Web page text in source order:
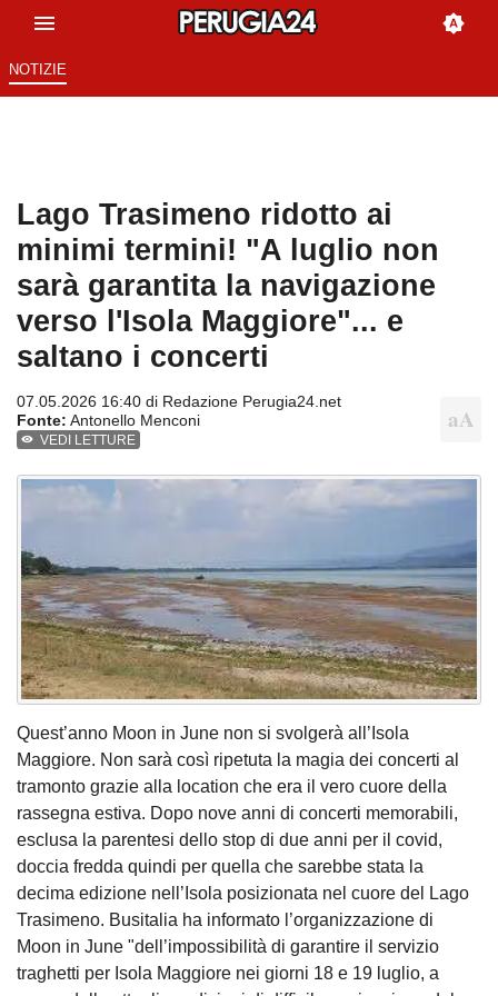
NOTIZIE
Lago Trasimeno ridotto ai
minimi termini! "A luglio non
sarà garantita la navigazione
verso l'Isola Maggiore"... e
saltano i concerti
07.05.2026 16:40 di Redazione Perugia24.net
Fonte: Antonello Menconi
VEDI LETTURE
Quest’anno Moon in June non si svolgerà all’Isola
Maggiore. Non sarà così ripetuta la magia dei concerti al
tramonto grazie alla location che era il vero cuore della
rassegna estiva. Dopo nove anni di concerti memorabili,
esclusa la parentesi dello stop di due anni per il covid,
doccia fredda quindi per quella che sarebbe stata la
decima edizione nell’Isola posizionata nel cuore del Lago
Trasimeno. Busitalia ha informato l’organizzazione di
Moon in June "dell’impossibilità di garantire il servizio
traghetti per Isola Maggiore nei giorni 18 e 19 luglio, a